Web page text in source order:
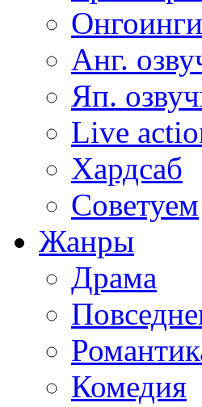
Онгоинги
Анг.
Яп.
Live
Хардсаб
Советуем
Жанры
Драма
Комедия